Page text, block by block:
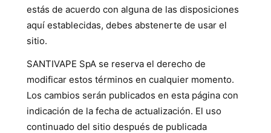
estás de acuerdo con alguna de las disposiciones
aquí establecidas, debes abstenerte de usar el
sitio.
SANTIVAPE SpA se reserva el derecho de
modificar estos términos en cualquier momento.
Los cambios serán publicados en esta página con
indicación de la fecha de actualización. El uso
continuado del sitio después de publicada